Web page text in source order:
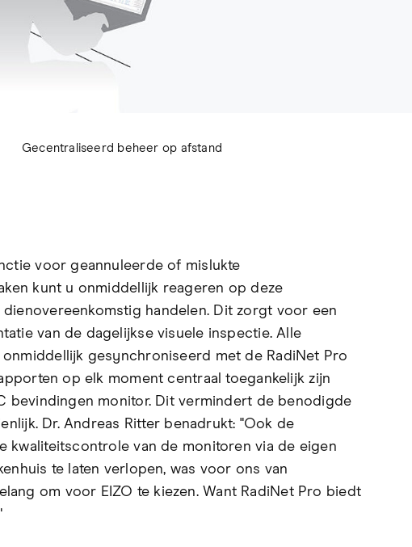
Gecentraliseerd beheer op afstand
voor geannuleerde of mislukte
kunt u onmiddellijk reageren op deze
handelen. Dit zorgt voor een
van de dagelijkse visuele inspectie. Alle
gesynchroniseerd met de RadiNet Pro
op elk moment centraal toegankelijk zijn
bevindingen monitor. Dit vermindert de benodigde
Dr. Andreas Ritter benadrukt: "Ook de
kwaliteitscontrole van de monitoren via de eigen
te laten verlopen, was voor ons van
om voor EIZO te kiezen. Want RadiNet Pro biedt